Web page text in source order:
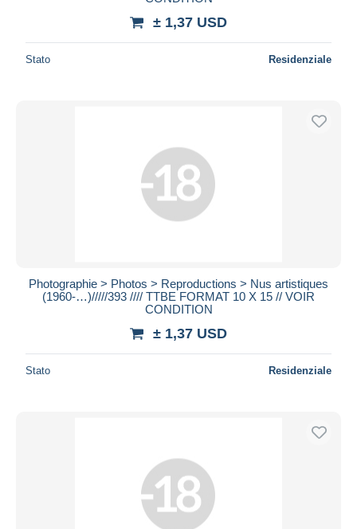
± 1,37 USD
Stato Residenziale
Photographie > Photos > Reproductions > Nus artistiques
(1960-…)/////393 //// TTBE FORMAT 10 X 15 // VOIR
CONDITION
± 1,37 USD
Stato Residenziale